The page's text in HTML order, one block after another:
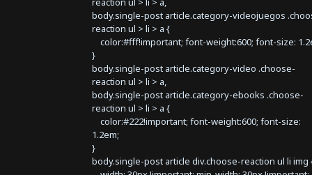
body.single-post article.category-videojuegos
reaction ul > li > a {
color:#fff!important; font-weight:600; font-size:
}
body.single-post article.category-video .choose-
reaction ul > li > a,
body.single-post article.category-ebooks .choose-
reaction ul > li > a {
color:#222!important; font-weight:600; font-size:
1.2em;
}
body.single-post article div.choose-reaction ul li img